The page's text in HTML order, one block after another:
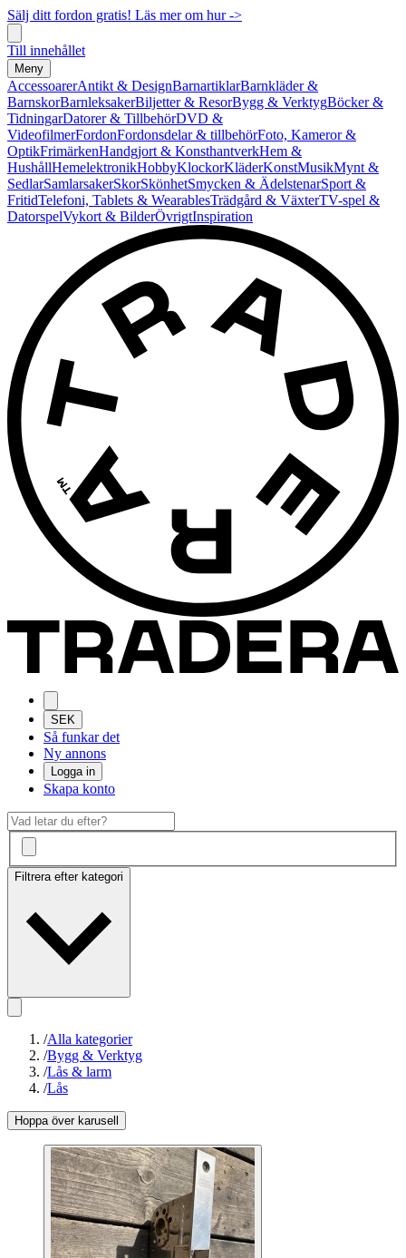
Sälj ditt fordon gratis! Läs mer om hur ->
Till innehållet
Meny
AccessoarerAntikt & DesignBarnartiklarBarnkläder &
BarnskorBarnleksakerBiljetter & ResorBygg & VerktygBöcker &
TidningarDatorer & TillbehörDVD &
VideofilmerFordonFordonsdelar & tillbehörFoto, Kameror &
OptikFrimärkenHandgjort & KonsthantverkHem &
HushållHemelektronikHobbyKlockorKläderKonstMusikMynt &
SedlarSamlarsakerSkorSkönhetSmycken & ÄdelstenarSport &
FritidTelefoni, Tablets & WearablesTrädgård & VäxterTV-spel &
DatorspelVykort & BilderÖvrigtInspiration
SEK
Så funkar det
Ny annons
Logga in
Skapa konto
Filtrera efter kategori
/Alla kategorier
/Bygg & Verktyg
/Lås & larm
/Lås
Hoppa över karusell